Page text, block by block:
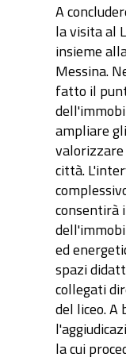
A
la visita al
insieme
Messina.
fatto il
ampliare
città.
consentirà
ed
spazi
collegati
del liceo. A
la cui